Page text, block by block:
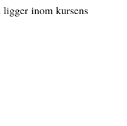
inom kursens